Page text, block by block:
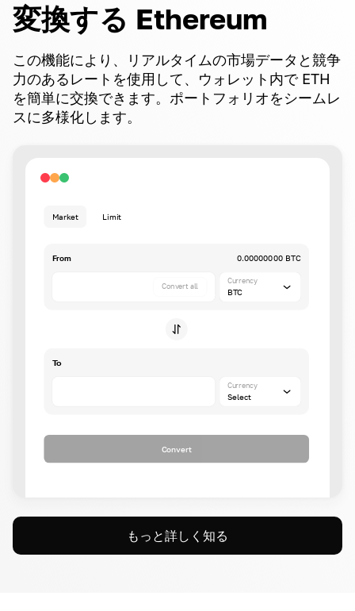
変換する Ethereum
この機能により、リアルタイムの市場データと競争
力のあるレートを使用して、ウォレット内で ETH
を簡単に交換できます。ポートフォリオをシームレ
スに多様化します。
Market Limit
From 0.00000000 BTC
Convert all
Currency
BTC
To
Currency
Select
Convert
もっと詳しく知る